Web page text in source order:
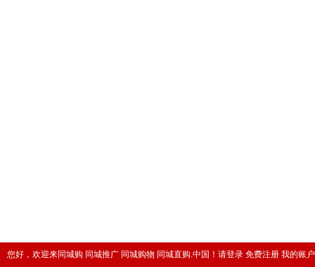
您好，欢迎来同城购 同城推广 同城购物 同城直购.中国！ 请登录 免费注册 我的账户